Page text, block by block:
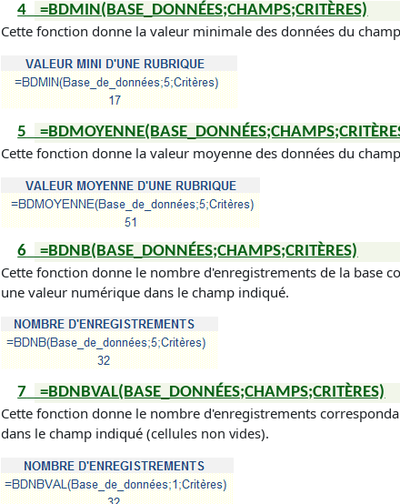
4 =BDMIN(BASE_DONNÉES;CHAMPS;CRITÈRES)
Cette fonction donne la valeur minimale des données du
5
Cette fonction donne la valeur moyenne des données du
6 =BDNB(BASE_DONNÉES;CHAMPS;CRITÈRES)
Cette fonction donne le nombre d'enregistrements de la base
une valeur numérique dans le champ indiqué.
7 =BDNBVAL(BASE_DONNÉES;CHAMPS;CRITÈRES)
Cette fonction donne le nombre d'enregistrements
dans le champ indiqué (cellules non vides).